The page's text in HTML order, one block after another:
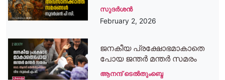
സുദര്‍ശന്‍
February 2, 2026
ജനകീയ പ്രക്ഷോഭമാകാതെ
പോയ ജന്തര്‍ മന്തര്‍ സമരം
ആനന്ദ്‌ ടെൽതുംബ്ദെ